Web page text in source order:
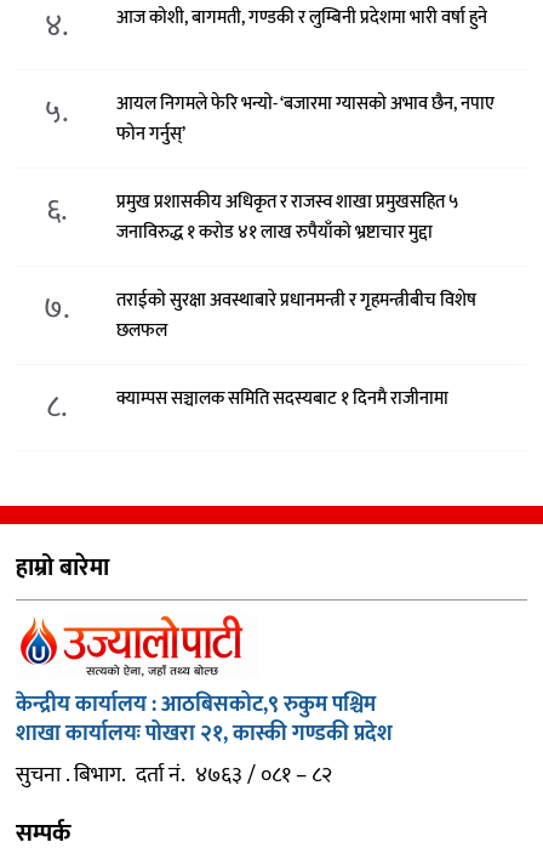
४. आज कोशी, बागमती, गण्डकी र लुम्बिनी प्रदेशमा भारी वर्षा हुने
५.
आयल निगमले फेरि भन्याे- ‘बजारमा ग्यासको अभाव छैन, नपाए
फोन गर्नुस्’
६.
प्रमुख प्रशासकीय अधिकृत र राजस्व शाखा प्रमुखसहित ५
जनाविरुद्ध १ करोड ४१ लाख रुपैयाँको भ्रष्टाचार मुद्दा
७.
तराईको सुरक्षा अवस्थाबारे प्रधानमन्त्री र गृहमन्त्रीबीच विशेष
छलफल
८. क्याम्पस सञ्चालक समिति सदस्यबाट १ दिनमै राजीनामा
हाम्रो बारेमा
केन्द्रीय कार्यालय : आठबिसकोट,९ रुकुम पश्चिम
शाखा कार्यालयः पोखरा २१, कास्की गण्डकी प्रदेश
सुचना . बिभाग. दर्ता नं. ४७६३ / ०८१ – ८२
सम्पर्क